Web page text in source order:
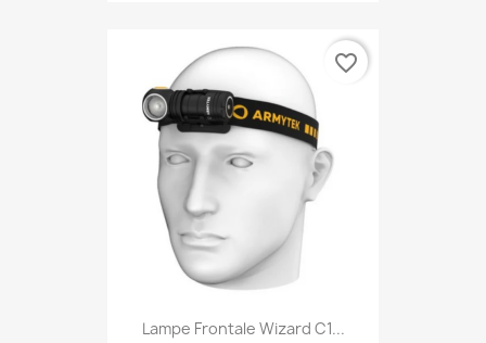
Lampe Frontale Wizard C1...
favorite_border